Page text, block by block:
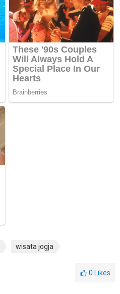
wisata jogja
0 Likes